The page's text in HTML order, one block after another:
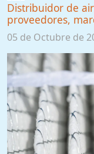
Distribuidor de
proveedores,
05 de Octubre de